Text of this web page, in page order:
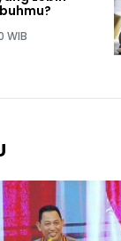
WIB